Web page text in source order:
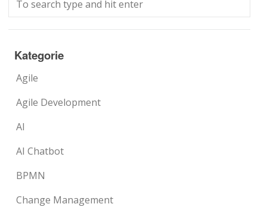
Kategorie
Agile
Agile Development
AI
AI Chatbot
BPMN
Change Management